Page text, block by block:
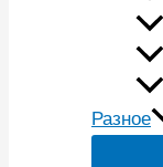
Разное